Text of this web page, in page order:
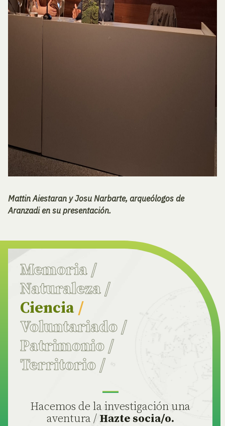
Mattin Aiestaran y Josu Narbarte, arqueólogos de
Aranzadi en su presentación.
Memoria /
Naturaleza /
Ciencia /
Voluntariado /
Patrimonio /
Territorio /
Hacemos de la investigación una
aventura / Hazte socia/o.